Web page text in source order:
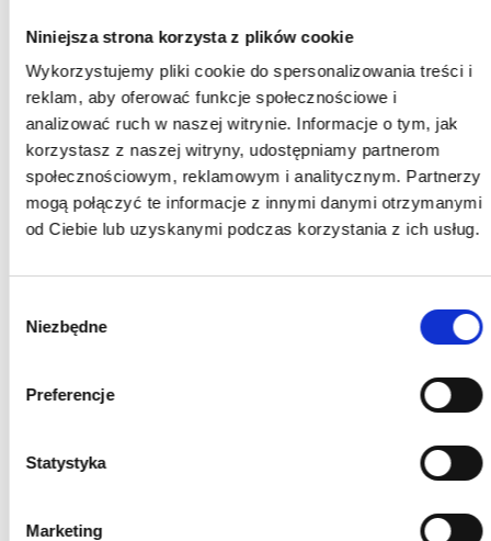
Niniejsza strona korzysta z plików cookie
Wykorzystujemy pliki cookie do spersonalizowania treści i
reklam, aby oferować funkcje społecznościowe i
analizować ruch w naszej witrynie. Informacje o tym, jak
korzystasz z naszej witryny, udostępniamy partnerom
społecznościowym, reklamowym i analitycznym. Partnerzy
mogą połączyć te informacje z innymi danymi otrzymanymi
od Ciebie lub uzyskanymi podczas korzystania z ich usług.
zgody
Niezbędne
Preferencje
Statystyka
Marketing